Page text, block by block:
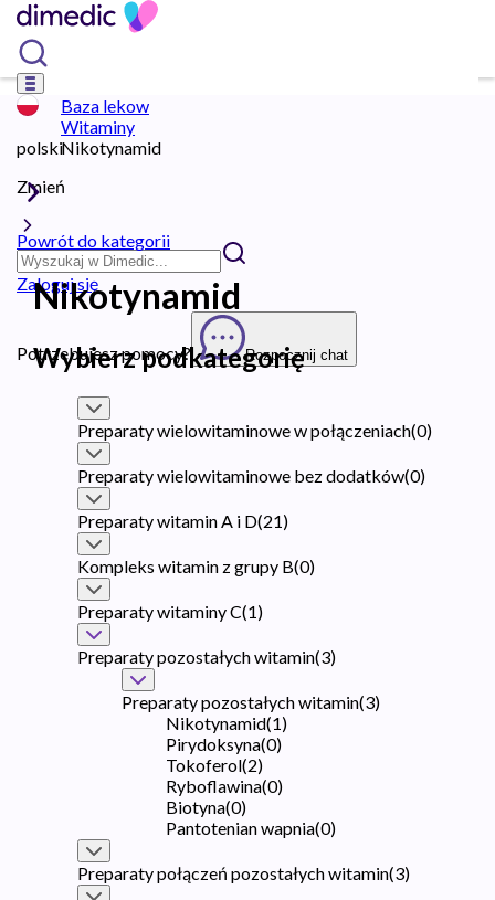
polski
Zmień
Zaloguj się
Potrzebujesz pomocy? Rozpocznij chat
Baza lekow
Witaminy
Nikotynamid
Powrót do kategorii
Nikotynamid
Wybierz podkategorię
Preparaty wielowitaminowe w połączeniach(0)
Preparaty wielowitaminowe bez dodatków(0)
Preparaty witamin A i D(21)
Kompleks witamin z grupy B(0)
Preparaty witaminy C(1)
Preparaty pozostałych witamin(3)
Preparaty pozostałych witamin(3)
Nikotynamid(1)
Pirydoksyna(0)
Tokoferol(2)
Ryboflawina(0)
Biotyna(0)
Pantotenian wapnia(0)
Preparaty połączeń pozostałych witamin(3)